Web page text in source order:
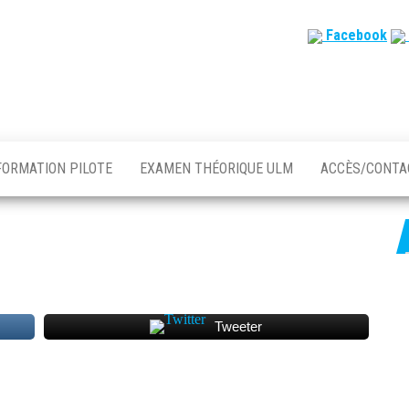
Facebook
PILOTE EXAMEN THÉORIQUE ULM ACCÈS/
Tweeter